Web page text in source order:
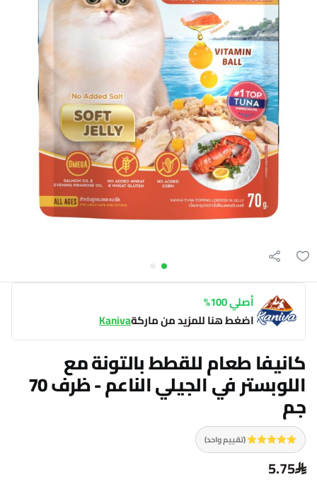
أصلي 100%
اضغط هنا للمزيد من ماركةKaniva
كانيفا طعام للقطط بالتونة مع
اللوبستر في الجيلي الناعم - ظرف 70
جم
(تقييم واحد)
5.75